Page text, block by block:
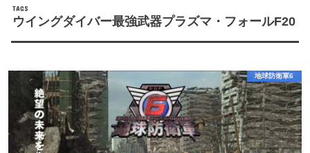
ウイングダイバー最強武器プラズマ・フォールF20
地球防衛軍6